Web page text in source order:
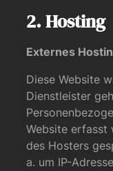
2. Hosting
Externes
Diese Website
Dienstleister
Website erfasst
des Hosters
a. um IP-